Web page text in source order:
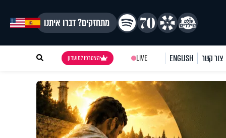
מתחזקים? דברו איתנו
צור קשר ENGLISH
LIVE הצטרפו למועדון